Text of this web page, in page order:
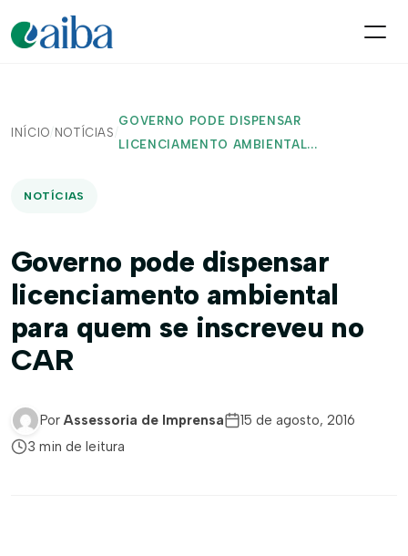
INÍCIO/ NOTÍCIAS /
GOVERNO PODE DISPENSAR
LICENCIAMENTO AMBIENTAL...
NOTÍCIAS
Governo pode dispensar
licenciamento ambiental
para quem se inscreveu no
CAR
Por Assessoria de Imprensa
15 de agosto, 2016
3 min de leitura